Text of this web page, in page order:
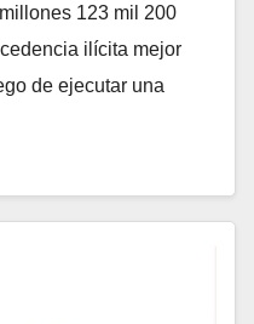
123 mil 200
ilícita mejor
de ejecutar una